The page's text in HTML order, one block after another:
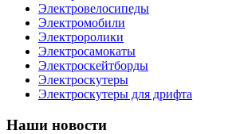
Электровелосипеды
Электромобили
Электроролики
Электросамокаты
Электроскейтборды
Электроскутеры
Электроскутеры для дрифта
Наши новости